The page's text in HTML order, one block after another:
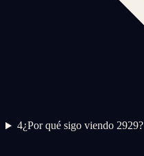
4¿Por qué sigo viendo 2929?